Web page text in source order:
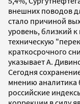
внешних поводов
стало причиной
уровень, близкий
техническую
краткосрочного
указывает А.
Сегодня
мнению аналитика
российские